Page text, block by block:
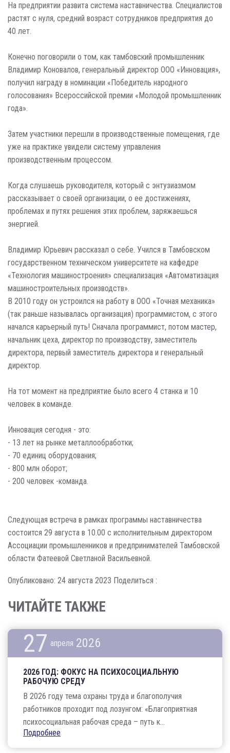
На предприятии развита система наставничества. Специалистов
растят с нуля, средний возраст сотрудников предприятия до
40 лет.
Конечно поговорили о том, как тамбовский промышленник
Владимир Коновалов, генеральный директор ООО «Инновация»,
получил награду в номинации «Победитель народного
голосования» Всероссийской премии «Молодой промышленник
года».
Затем участники перешли в производственные помещения, где
уже на практике увидели систему управления
производственным процессом.
Когда слушаешь руководителя, который с энтузиазмом
рассказывает о своей организации, о ее достижениях,
проблемах и путях решения этих проблем, заряжаешься
энергией.
Владимир Юрьевич рассказал о себе. Учился в Тамбовском
государственном техническом университете на кафедре
«Технология машиностроения» специализация «Автоматизация
машиностроительных производств».
В 2010 году он устроился на работу в ООО «Точная механика»
(так раньше называлась организация) программистом, с этого
начался карьерный путь! Сначала программист, потом мастер,
начальник цеха, директор по производству, заместитель
директора, первый заместитель директора и генеральный
директор.
На тот момент на предприятие было всего 4 станка и 10
человек в команде.
Инновация сегодня - это:
- 13 лет на рынке металлообработки;
- 70 единиц оборудования;
- 800 млн оборот;
- 200 человек -команда.
Следующая встреча в рамках программы наставничества
состоится 29 августа в 10.00 с исполнительным директором
Ассоциации промышленников и предпринимателей Тамбовской
области Фатеевой Светланой Васильевной.
Опубликовано: 24 августа 2023 Поделиться :
ЧИТАЙТЕ ТАКЖЕ
27 апреля 2026
2026 ГОД: ФОКУС НА ПСИХОСОЦИАЛЬНУЮ
РАБОЧУЮ СРЕДУ
В 2026 году тема охраны труда и благополучия
работников проходит под лозунгом: «Благоприятная
психосоциальная рабочая среда – путь к...
Подробнее